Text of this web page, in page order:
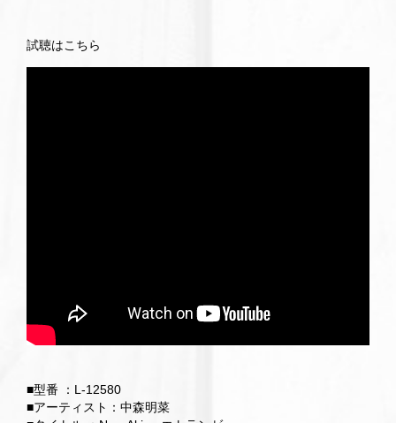
試聴はこちら
■型番 ：L-12580
■アーティスト：中森明菜